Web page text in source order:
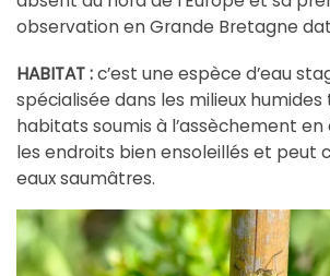
observation en Grande Bretagne
HABITAT :c’est une espèce d’eau
spécialisée dans les milieux
habitats soumis à l’assèchement
les endroits bien ensoleillés et peut
eaux saumâtres.